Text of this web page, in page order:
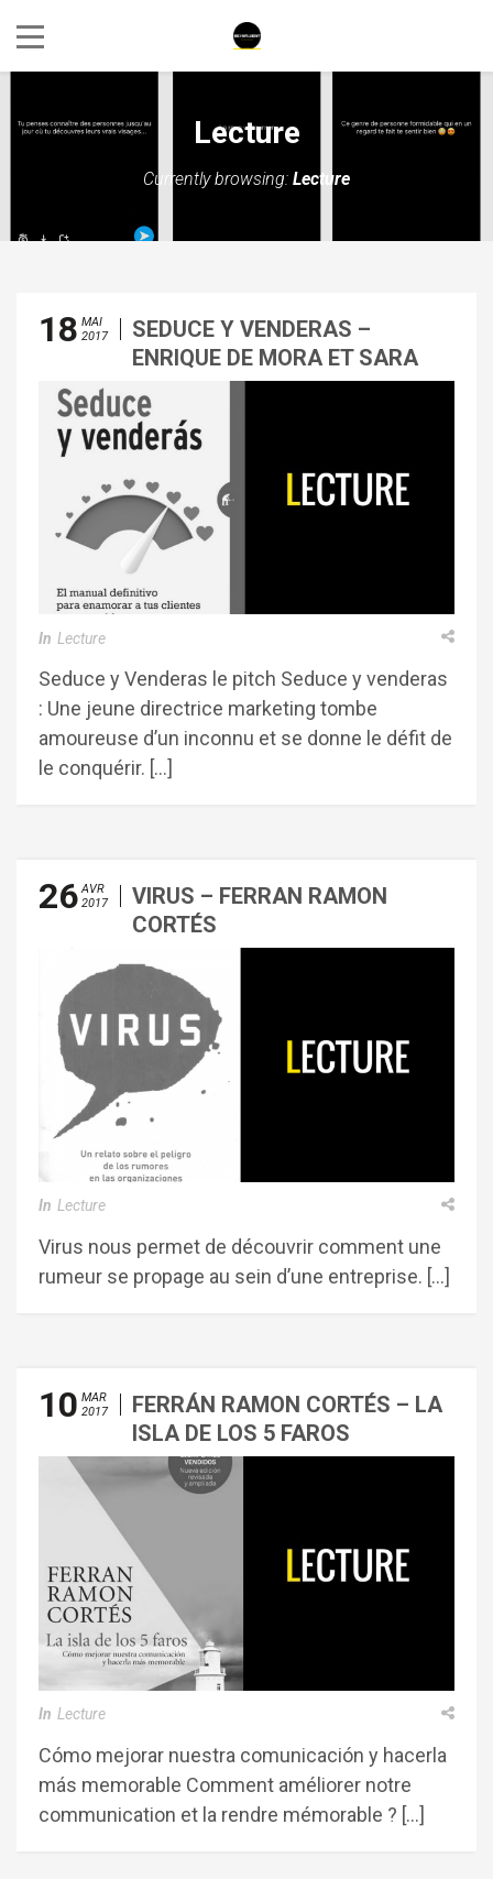
Lecture
Currently browsing: Lecture
18 MAI
2017
SEDUCE Y VENDERAS –
ENRIQUE DE MORA ET SARA
VILLEGAS
In Lecture
Seduce y Venderas le pitch Seduce y venderas
: Une jeune directrice marketing tombe
amoureuse d’un inconnu et se donne le défit de
le conquérir. […]
26 AVR
2017
VIRUS – FERRAN RAMON
CORTÉS
In Lecture
Virus nous permet de découvrir comment une
rumeur se propage au sein d’une entreprise. […]
10 MAR
2017
FERRÁN RAMON CORTÉS – LA
ISLA DE LOS 5 FAROS
In Lecture
Cómo mejorar nuestra comunicación y hacerla
más memorable Comment améliorer notre
communication et la rendre mémorable ? […]